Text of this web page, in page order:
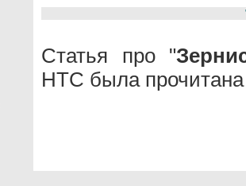
Статья про "
НТС была прочитана